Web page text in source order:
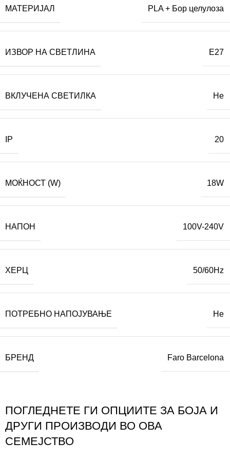
МАТЕРИЈАЛ PLA + Бор целулоза
ИЗВОР НА СВЕТЛИНА E27
ВКЛУЧЕНА СВЕТИЛКА Не
IP 20
МОЌНОСТ (W) 18W
НАПОН 100V-240V
ХЕРЦ 50/60Hz
ПОТРЕБНО НАПОЈУВАЊЕ Не
БРЕНД Faro Barcelona
ПОГЛЕДНЕТЕ ГИ ОПЦИИТЕ ЗА БОЈА И
ДРУГИ ПРОИЗВОДИ ВО ОВА
СЕМЕЈСТВО